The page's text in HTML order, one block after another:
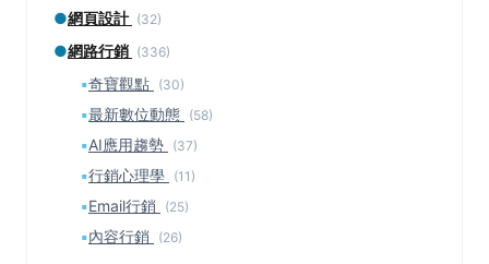
●網頁設計 (32)
●網路行銷 (336)
▪奇寶觀點 (30)
▪最新數位動態 (58)
▪AI應用趨勢 (37)
▪行銷心理學 (11)
▪Email行銷 (25)
▪內容行銷 (26)